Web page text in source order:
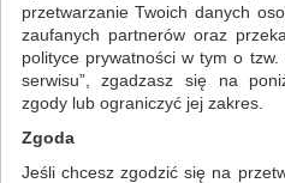
NAJCHĘTNIEJ WYBIERANE
ARTYKUŁY DO PISANIA I
MARKERY (89)
przetwarzanie Twoich danych
zaufanych partnerów oraz
polityce prywatności w tym o
serwisu”, zgadzasz się na
zgody lub ograniczyć jej zakres.
Zgoda
Jeśli chcesz zgodzić się na